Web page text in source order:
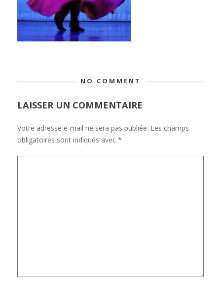
NO COMMENT
LAISSER UN COMMENTAIRE
Votre adresse e-mail ne sera pas publiée. Les champs
obligatoires sont indiqués avec *